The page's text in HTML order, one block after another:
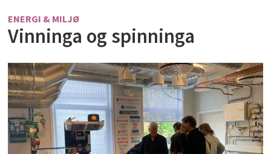
ENERGI & MILJØ
Vinninga og spinninga